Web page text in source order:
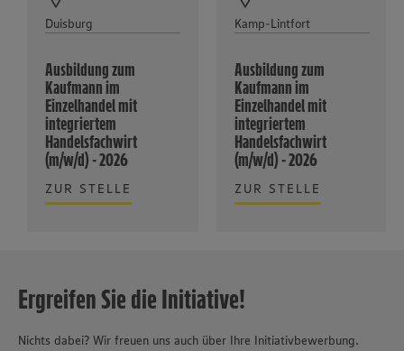
Duisburg
Ausbildung zum
Kaufmann im
Einzelhandel mit
integriertem
Handelsfachwirt
(m/w/d) - 2026
ZUR STELLE
Kamp-Lintfort
Ausbildung zum
Kaufmann im
Einzelhandel mit
integriertem
Handelsfachwirt
(m/w/d) - 2026
ZUR STELLE
Ergreifen Sie die Initiative!
Nichts dabei? Wir freuen uns auch über Ihre Initiativbewerbung.